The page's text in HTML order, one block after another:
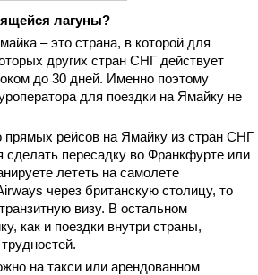
лагуны?
– это страна, в которой для
других стран СНГ действует
до 30 дней. Именно поэтому
для поездки на Ямайку не
прямых рейсов на Ямайку из стран СНГ
сделать пересадку во Франкфурте или
лететь на самолете
через британскую столицу, то
визу. В остальном
как и поездки внутри страны,
на такси или арендованном